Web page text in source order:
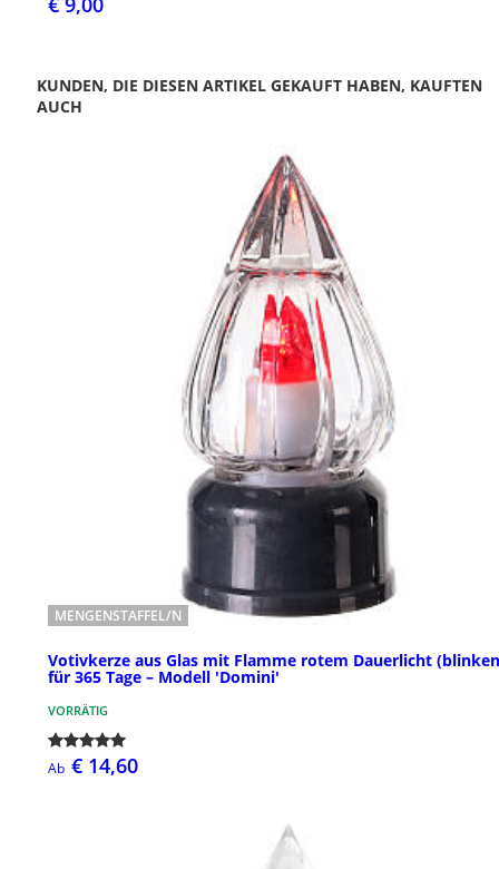
KUNDEN, DIE DIESEN ARTIKEL GEKAUFT HABEN, KAUFTEN
AUCH
MENGENSTAFFEL/N
Votivkerze aus Glas mit Flamme rotem Dauerlicht
für 365 Tage – Modell 'Domini'
VORRÄTIG
Ab € 14,60